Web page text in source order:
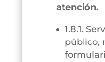
atención.
1.8.1.
público,